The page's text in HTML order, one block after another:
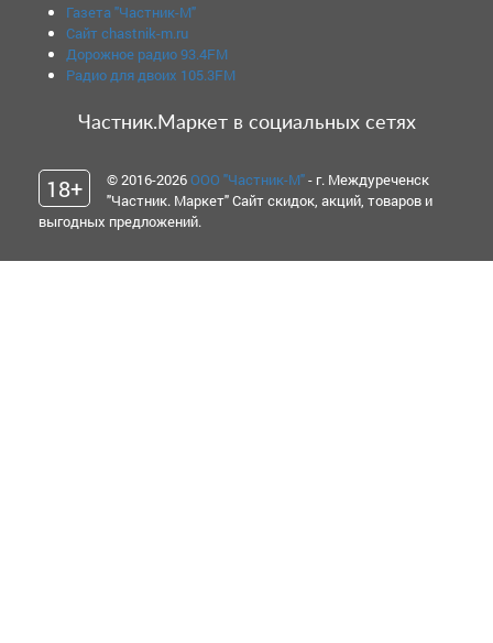
Газета "Частник-М"
Сайт chastnik-m.ru
Дорожное радио 93.4FM
Радио для двоих 105.3FM
Частник.Маркет в социальных сетях
18+ © 2016-2026ООО "Частник-М"- г. Междуреченск
"Частник. Маркет" Сайт скидок, акций, товаров и
выгодных предложений.